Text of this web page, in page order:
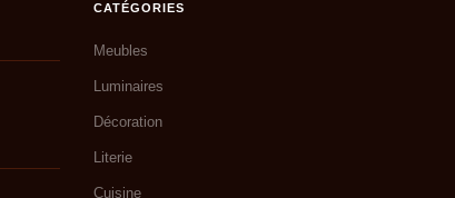
CATÉGORIES
Meubles
Luminaires
Décoration
Literie
Cuisine